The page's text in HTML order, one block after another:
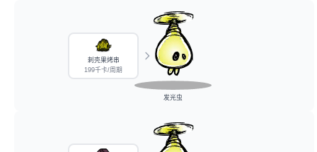
刺壳果烤串
199千卡/周期
发光虫